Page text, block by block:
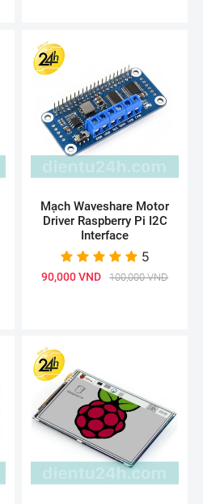
Mạch Waveshare Motor
Driver Raspberry Pi I2C
Interface
5
90,000 VND 100,000 VND